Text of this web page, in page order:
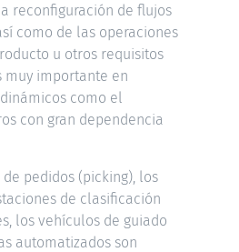
reconfiguración de flujos
como de las operaciones
u otros requisitos
muy importante en
como el
con gran dependencia
pedidos (picking), los
de clasificación
los vehículos de guiado
automatizados son